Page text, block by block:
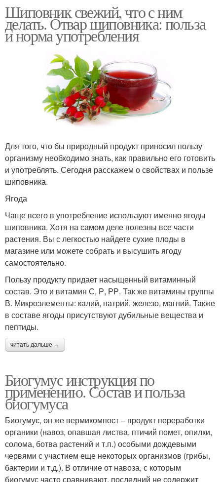
Шиповник свежий, что с ним
делать. Отвар шиповника: польза
и норма употребления
Для того, что бы природный продукт приносил пользу
организму необходимо знать, как правильно его готовить
и употреблять. Сегодня расскажем о свойствах и пользе
шиповника.
Ягода
Чаще всего в употребление используют именно ягоды
шиповника. Хотя на самом деле полезны все части
растения. Вы с легкостью найдете сухие плоды в
магазине или можете собрать и высушить ягоду
самостоятельно.
Пользу продукту придает насыщенный витаминный
состав. Это и витамин С, Р, РР. Так же витамины группы
В. Микроэлементы: калий, натрий, железо, магний. Также
в составе ягоды присутствуют дубильные вещества и
пептиды.
читать дальше →
Биогумус инструкция по
применению. Состав и польза
биогумуса
Биогумус, он же вермикомпост – продукт переработки
органики (навоз, опавшая листва, птичий помет, опилки,
солома, ботва растений и т.п.) особыми дождевыми
червями с участием еще некоторых организмов (грибы,
бактерии и т.д.). В отличие от навоза, с которым
биогумус часто сравнивают, последний не содержит